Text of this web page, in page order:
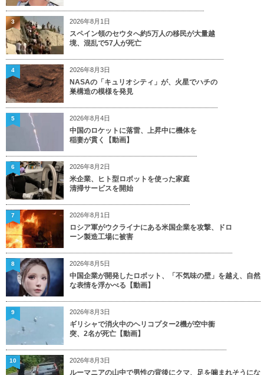
2026年8月1日
スペイン領のセウタへ約5万人の移民が大量越
境、混乱で57人が死亡
3
2026年8月3日
NASAの「キュリオシティ」が、火星でハチの
巣構造の模様を発見
4
2026年8月4日
中国のロケットに落雷、上昇中に機体を
稲妻が貫く【動画】
5
2026年8月2日
米企業、ヒト型ロボットを使った家庭
清掃サービスを開始
6
2026年8月1日
ロシア軍がウクライナにある米国企業を攻撃、ドロ
ーン製造工場に被害
7
2026年8月5日
中国企業が開発したロボット、「不気味の壁」を越え、自然
な表情を浮かべる【動画】
8
2026年8月3日
ギリシャで消火中のヘリコプター2機が空中衝
突、2名が死亡【動画】
9
2026年8月3日
ルーマニアの山中で男性の背後にクマ、足を噛まれそうにな
10